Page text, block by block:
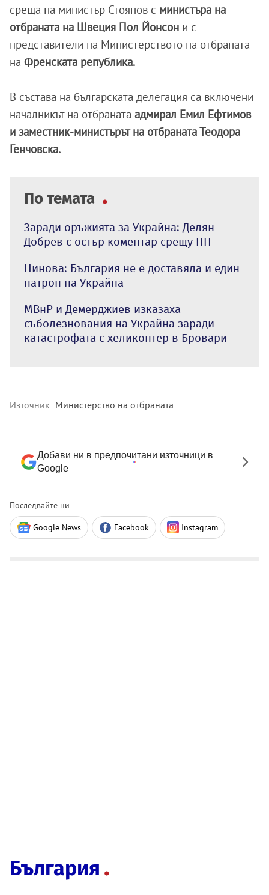
среща на министър Стоянов с министъра на
отбраната на Швеция Пол Йонсон и с
представители на Министерството на отбраната
на Френската република.
В състава на българската делегация са включени
началникът на отбраната адмирал Емил Ефтимов
и заместник-министърът на отбраната Теодора
Генчовска.
По темата
Заради оръжията за Украйна: Делян
Добрев с остър коментар срещу ПП
Нинова: България не е доставяла и един
патрон на Украйна
МВнР и Демерджиев изказаха
съболезнования на Украйна заради
катастрофата с хеликоптер в Бровари
Източник: Министерство на отбраната
Добави ни в предпочитани източници в
Google
Последвайте ни
Google News Facebook Instagram
България